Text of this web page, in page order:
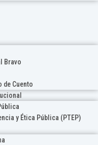
Bravo
de Cuento
y Ética Pública (PTEP)